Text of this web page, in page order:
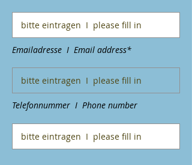
Emailadresse I Email address*
Telefonnummer I Phone number